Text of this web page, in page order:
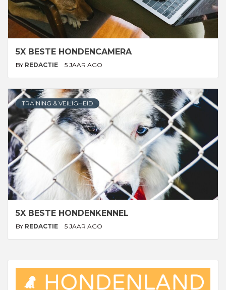
5X BESTE HONDENCAMERA
BY REDACTIE 5 JAAR AGO
TRAINING & VEILIGHEID
5X BESTE HONDENKENNEL
BY REDACTIE 5 JAAR AGO